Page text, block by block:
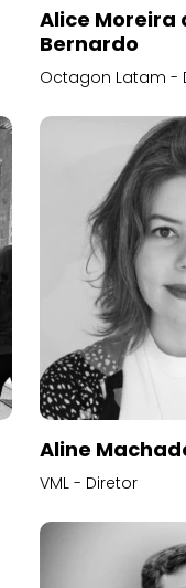
Alice
Bernardo
Octagon Latam -
Aline
VML - Diretor